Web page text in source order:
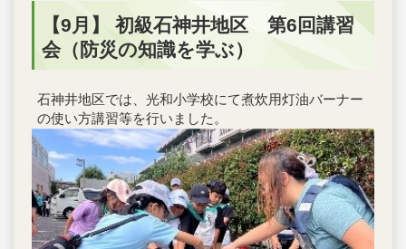
【9月】 初級石神井地区 第6回講習
会（防災の知識を学ぶ）
石神井地区では、光和小学校にて煮炊用灯油バーナー
の使い方講習等を行いました。